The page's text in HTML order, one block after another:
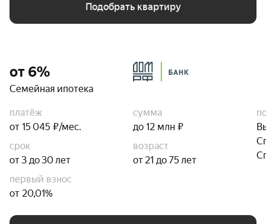
Подобрать квартиру
от 6%
Семейная ипотека
платёж
от 15 045 ₽/мес.
сумма
до 12 млн ₽
срок
от 3 до 30 лет
возраст
от 21 до 75 лет
первый взнос
от 20,01%